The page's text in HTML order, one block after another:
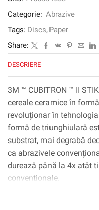
mm
X
Die
500x,
4
Rolls/Case
Categorie: Abrazive
Tags: Discs,Paper
Share:
DESCRIERE
3M ™ CUBITRON ™ II
cereale ceramice în
revoluționar în
formă de triunghiulară
substrat, mai degrabă
ca abrazivele
durează până la 4x atât
convenționale.